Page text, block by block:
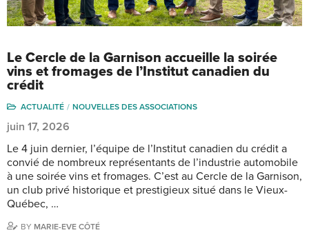
Le Cercle de la Garnison accueille la soirée
vins et fromages de l’Institut canadien du
crédit
ACTUALITÉ NOUVELLES DES ASSOCIATIONS
juin 17, 2026
Le 4 juin dernier, l’équipe de l’Institut canadien du crédit a
convié de nombreux représentants de l’industrie automobile
à une soirée vins et fromages. C’est au Cercle de la Garnison,
un club privé historique et prestigieux situé dans le Vieux-
Québec, …
BY MARIE-EVE CÔTÉ